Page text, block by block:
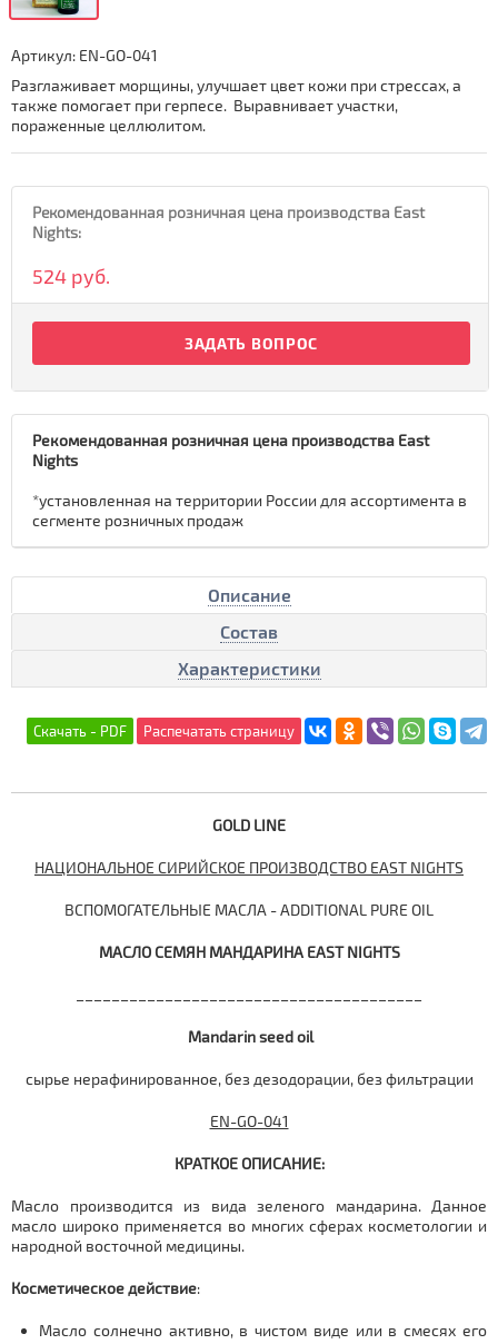
Артикул: EN-GO-041
Разглаживает морщины, улучшает цвет кожи при стрессах, а
также помогает при герпесе. Выравнивает участки,
пораженные целлюлитом.
Рекомендованная розничная цена производства East
Nights:
524 руб.
ЗАДАТЬ ВОПРОС
Рекомендованная розничная цена производства East
Nights
*установленная на территории России для ассортимента в
сегменте розничных продаж
Описание
Состав
Характеристики
GOLD LINE
НАЦИОНАЛЬНОЕ СИРИЙСКОЕ ПРОИЗВОДСТВО EAST NIGHTS
ВСПОМОГАТЕЛЬНЫЕ МАСЛА - ADDITIONAL PURE OIL
МАСЛО СЕМЯН МАНДАРИНА EAST NIGHTS
Mandarin seed oil
сырье нерафинированное, без дезодорации, без фильтрации
EN-GO-041
КРАТКОЕ ОПИСАНИЕ:
Масло производится из вида зеленого мандарина. Данное
масло широко применяется во многих сферах косметологии и
народной восточной медицины.
Косметическое действие:
Масло солнечно активно, в чистом виде или в смесях его